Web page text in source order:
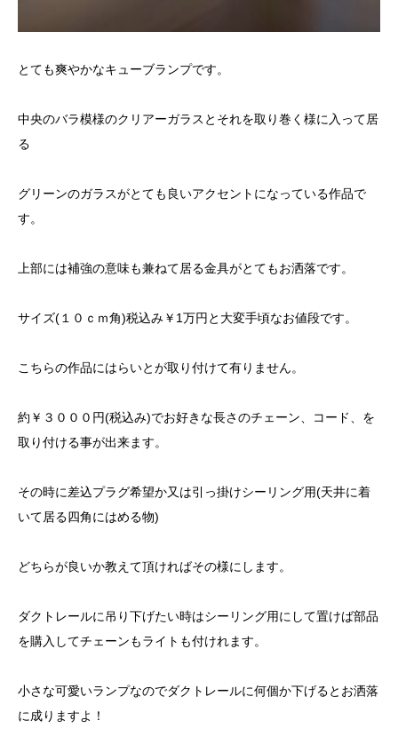
とても爽やかなキューブランプです。
中央のバラ模様のクリアーガラスとそれを取り巻く様に入って居
る
グリーンのガラスがとても良いアクセントになっている作品で
す。
上部には補強の意味も兼ねて居る金具がとてもお洒落です。
サイズ(１０ｃｍ角)税込み￥1万円と大変手頃なお値段です。
こちらの作品にはらいとが取り付けて有りません。
約￥３０００円(税込み)でお好きな長さのチェーン、コード、を
取り付ける事が出来ます。
その時に差込プラグ希望か又は引っ掛けシーリング用(天井に着
いて居る四角にはめる物)
どちらが良いか教えて頂ければその様にします。
ダクトレールに吊り下げたい時はシーリング用にして置けば部品
を購入してチェーンもライトも付けれます。
小さな可愛いランプなのでダクトレールに何個か下げるとお洒落
に成りますよ！